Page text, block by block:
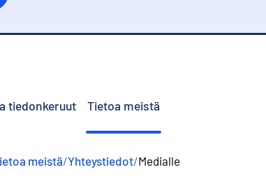
tiedonkeruut Tietoa meistä
meistä/Yhteystiedot/Medialle